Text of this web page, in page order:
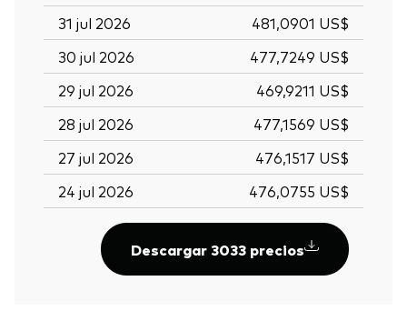
31 jul 2026
481,0901 US$
30 jul 2026
477,7249 US$
29 jul 2026
469,9211 US$
28 jul 2026
477,1569 US$
27 jul 2026
476,1517 US$
24 jul 2026
476,0755 US$
Descargar 3033 precios